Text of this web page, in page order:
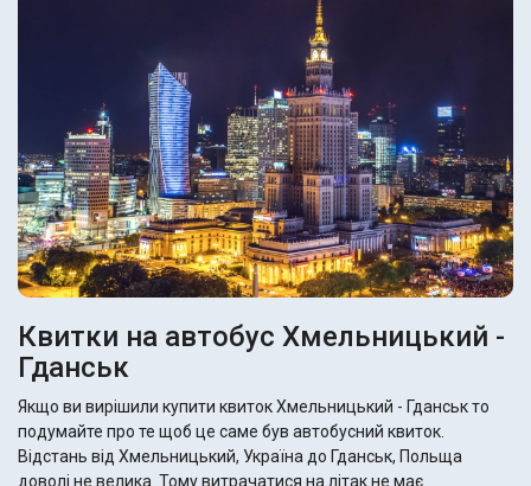
Квитки на автобус Хмельницький -
Гданськ
Якщо ви вирішили купити квиток Хмельницький - Гданськ то
подумайте про те щоб це саме був автобусний квиток.
Відстань від Хмельницький, Україна до Гданськ, Польща
доволі не велика. Тому витрачатися на літак не має